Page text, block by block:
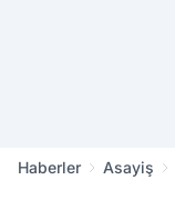
Haberler Asayiş